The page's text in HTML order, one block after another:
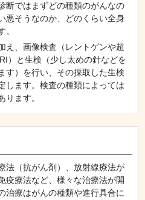
断ではまずどの種類のがんなの
悪そうなのか、どのくらい全身
。
え、画像検査（レントゲンや超
）と生検（少し太めの針などを
す）を行い、その採取した生検
します。検査の種類によっては
ります。
法（抗がん剤）、放射線療法が
疫療法など、様々な治療法が開
治療はがんの種類や進行具合に